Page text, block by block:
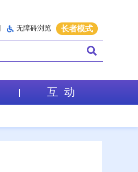
无障碍浏览 长者模式
互 动